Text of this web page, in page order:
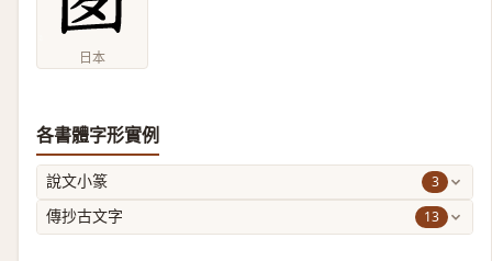
日本
各書體字形實例
說文小篆 3
傳抄古文字 13